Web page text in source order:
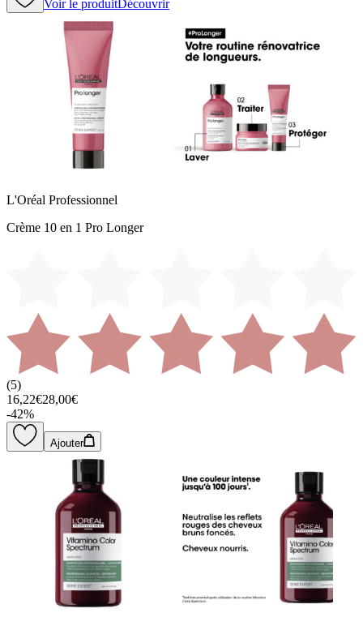
Voir le produitDécouvrir
L'Oréal Professionnel
Crème 10 en 1 Pro Longer
(5)
16,22€28,00€
-42%
Ajouter